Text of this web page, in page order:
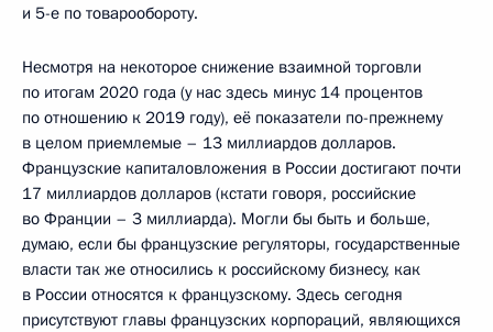
и 5-е по товарообороту.
Несмотря на некоторое снижение взаимной торговли
по итогам 2020 года (у нас здесь минус 14 процентов
по отношению к 2019 году), её показатели по-прежнему
в целом приемлемые – 13 миллиардов долларов.
Французские капиталовложения в России достигают почти
17 миллиардов долларов (кстати говоря, российские
во Франции – 3 миллиарда). Могли бы быть и больше,
думаю, если бы французские регуляторы, государственные
власти так же относились к российскому бизнесу, как
в России относятся к французскому. Здесь сегодня
присутствуют главы французских корпораций, являющихся